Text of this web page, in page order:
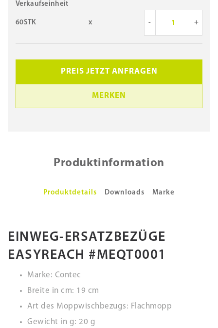
Verkaufseinheit
60STK x - +
PREIS JETZT ANFRAGEN
MERKEN
Produktinformation
Produktdetails Downloads Marke
EINWEG-ERSATZBEZÜGE
EASYREACH #MEQT0001
Marke: Contec
Breite in cm: 19 cm
Art des Moppwischbezugs: Flachmopp
Gewicht in g: 20 g